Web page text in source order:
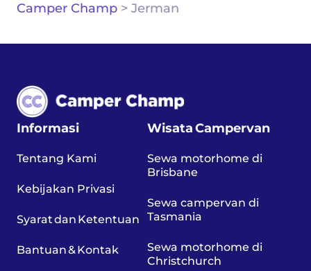
Camper Champ > Jerman
Informasi
Tentang Kami
Kebijakan Privasi
Syarat dan Ketentuan
Bantuan & Kontak
Wisata Campervan
Sewa motorhome di
Brisbane
Sewa campervan di
Tasmania
Sewa motorhome di
Christchurch